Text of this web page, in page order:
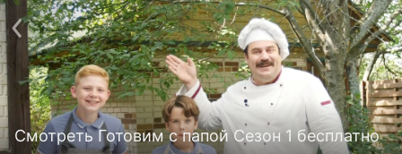
Смотреть Готовим с папой Сезон 1 бесплатно
Поддержка:support@24h.tv
О сервисе
Пользовательское соглашение
Политика конфиденциальности
Для партнёров
Открыть приложение
Ввести промокод
Установить на ТВ
Бесплатные каналы Контакты